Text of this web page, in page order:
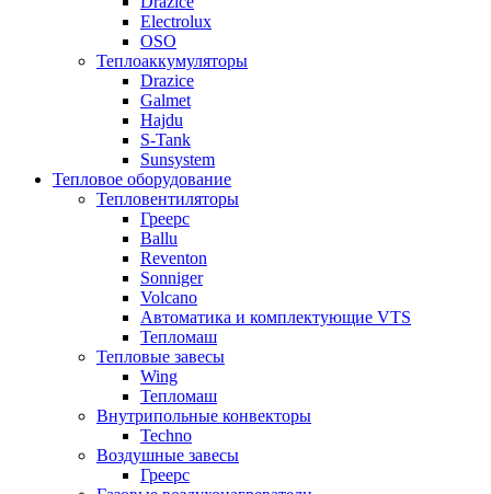
Electrolux
OSO
Теплоаккумуляторы
Drazice
Galmet
Hajdu
S-Tank
Sunsystem
Тепловое оборудование
Тепловентиляторы
Греерс
Ballu
Reventon
Sonniger
Volcano
Автоматика и комплектующие VTS
Тепломаш
Тепловые завесы
Wing
Тепломаш
Внутрипольные конвекторы
Techno
Воздушные завесы
Греерс